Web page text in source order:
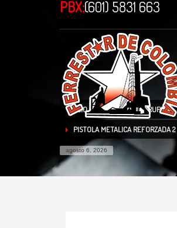
PBX:(601) 5831 663
INICIO TIENDA TRUPER
PISTOLA METALICA REFORZADA
agosto 6, 2026